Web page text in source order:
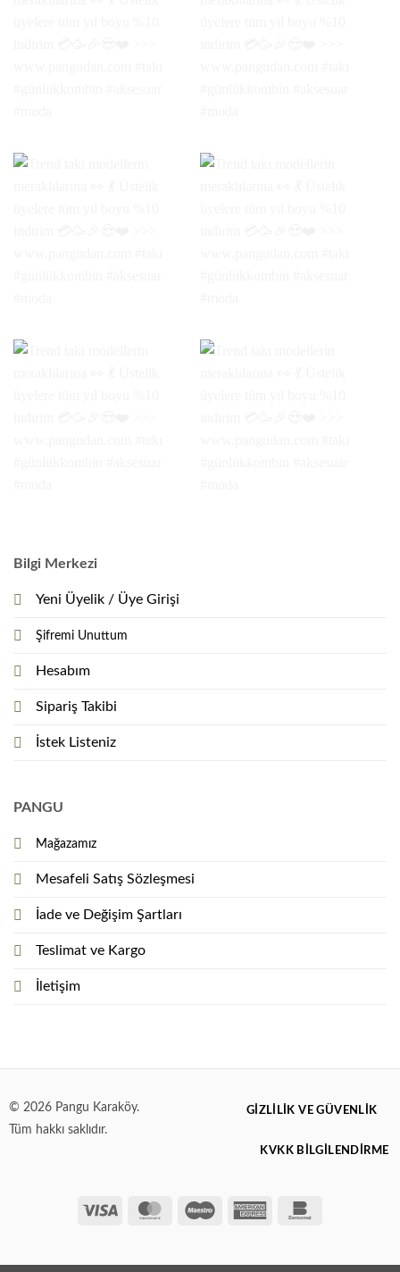
Bilgi Merkezi
Yeni Üyelik / Üye Girişi
Şifremi Unuttum
Hesabım
Sipariş Takibi
İstek Listeniz
PANGU
Mağazamız
Mesafeli Satış Sözleşmesi
İade ve Değişim Şartları
Teslimat ve Kargo
İletişim
© 2026 Pangu Karaköy.
Tüm hakkı saklıdır.
Visa MasterCardMaestro American
GIZLILIK VE GÜVENLIK
KVKK BİLGİLENDİRME